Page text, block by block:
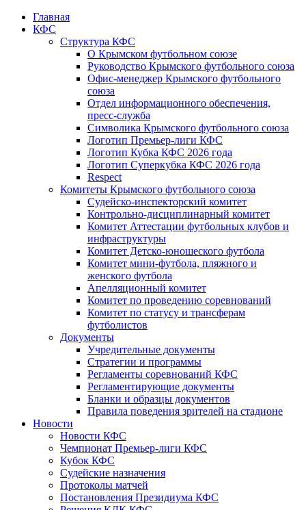
Главная
КФС
Структура КФС
О Крымском футбольном союзе
Руководство Крымского футбольного союза
Офис-менеджер Крымского футбольного
союза
Отдел информационного обеспечения,
пресс-служба
Символика Крымского футбольного союза
Логотип Премьер-лиги КФС
Логотип Кубка КФС 2026 года
Логотип Суперкубка КФС 2026 года
Respect
Комитеты Крымского футбольного союза
Судейско-инспекторский комитет
Контрольно-дисциплинарный комитет
Комитет Аттестации футбольных клубов и
инфраструктуры
Комитет Детско-юношеского футбола
Комитет мини-футбола, пляжного и
женского футбола
Апелляционный комитет
Комитет по проведению соревнований
Комитет по статусу и трансферам
футболистов
Документы
Учредительные документы
Стратегии и программы
Регламенты соревнований КФС
Регламентирующие документы
Бланки и образцы документов
Правила поведения зрителей на стадионе
Новости
Новости КФС
Чемпионат Премьер-лиги КФС
Кубок КФС
Судейские назначения
Протоколы матчей
Постановления Президиума КФС